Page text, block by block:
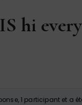
hi
1 participant et a